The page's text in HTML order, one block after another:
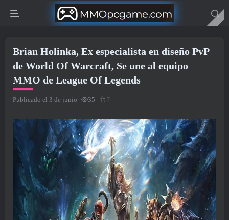
Brian Holinka, Ex especialista en diseño PvP
de World Of Warcraft, Se une al equipo
MMO de League Of Legends
Publicado el 3 de junio 35 7